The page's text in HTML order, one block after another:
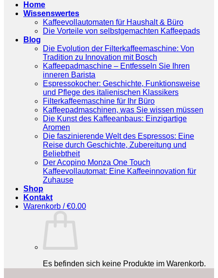
Home
Wissenswertes
Kaffeevollautomaten für Haushalt & Büro
Die Vorteile von selbstgemachten Kaffeepads
Blog
Die Evolution der Filterkaffeemaschine: Von
Tradition zu Innovation mit Bosch
Kaffeepadmaschine – Entfesseln Sie Ihren
inneren Barista
Espressokocher: Geschichte, Funktionsweise
und Pflege des italienischen Klassikers
Filterkaffeemaschine für Ihr Büro
Kaffeepadmaschinen, was Sie wissen müssen
Die Kunst des Kaffeeanbaus: Einzigartige
Aromen
Die faszinierende Welt des Espressos: Eine
Reise durch Geschichte, Zubereitung und
Beliebtheit
Der Acopino Monza One Touch
Kaffeevollautomat: Eine Kaffeeinnovation für
Zuhause
Shop
Kontakt
Warenkorb /€0.00
Es befinden sich keine Produkte im Warenkorb.